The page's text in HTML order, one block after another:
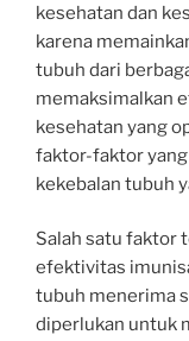
kesehatan dan
karena
tubuh dari
memaksimalkan
kesehatan yang
faktor-faktor
kekebalan tubuh
Salah satu faktor
efektivitas
tubuh menerima
diperlukan untuk